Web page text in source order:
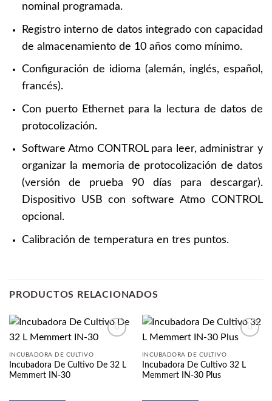
nominal programada.
Registro interno de datos integrado con capacidad
de almacenamiento de 10 años como mínimo.
Configuración de idioma (alemán, inglés, español,
francés).
Con puerto Ethernet para la lectura de datos de
protocolización.
Software Atmo CONTROL para leer, administrar y
organizar la memoria de protocolización de datos
(versión de prueba 90 días para descargar).
Dispositivo USB con software Atmo CONTROL
opcional.
Calibración de temperatura en tres puntos.
PRODUCTOS RELACIONADOS
lista
INCUBADORA DE CULTIVO
Incubadora De Cultivo De 32 L
Memmert IN-30
lista
INCUBADORA DE CULTIVO
Incubadora De Cultivo 32 L
Memmert IN-30 Plus